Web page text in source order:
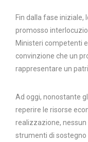
Fin dalla fase iniziale,
promosso
Ministeri competenti
convinzione che un
rappresentare un
Ad oggi, nonostante
reperire le risorse
realizzazione,
strumenti di sostegno